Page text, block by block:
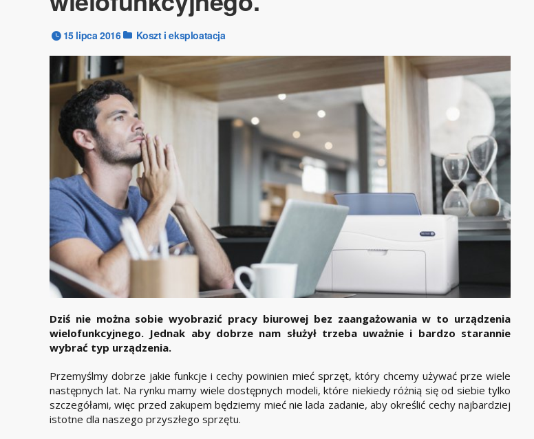
15 lipca 2016 Koszt i eksploatacja
Dziś nie można sobie wyobrazić pracy biurowej bez zaangażowania w to urządzenia
wielofunkcyjnego. Jednak aby dobrze nam służył trzeba uważnie i bardzo starannie
wybrać typ urządzenia.
Przemyślmy dobrze jakie funkcje i cechy powinien mieć sprzęt, który chcemy używać prze wiele
następnych lat. Na rynku mamy wiele dostępnych modeli, które niekiedy różnią się od siebie tylko
szczegółami, więc przed zakupem będziemy mieć nie lada zadanie, aby określić cechy najbardziej
istotne dla naszego przyszłego sprzętu.